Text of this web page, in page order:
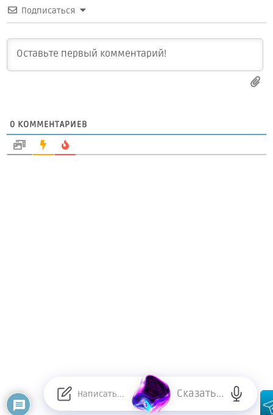
Подписаться
0 КОММЕНТАРИЕВ
Сказать...